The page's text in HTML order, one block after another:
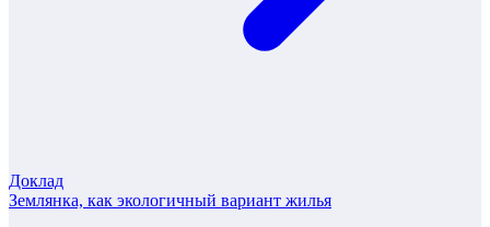
Доклад
Землянка, как экологичный вариант жилья